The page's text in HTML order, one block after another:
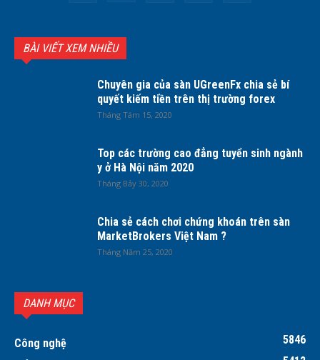
BÀI VIẾT XEM NHIỀU
Chuyên gia của sàn UGreenFx chia sẻ bí
quyết kiếm tiền trên thị trường forex
Tháng Tám 15, 2020
Top các trường cao đẳng tuyển sinh ngành
y ở Hà Nội năm 2020
Tháng Bảy 30, 2020
Chia sẻ cách chơi chứng khoán trên sàn
MarketBrokers Việt Nam ?
Tháng Năm 25, 2020
DANH MỤC
Công nghệ
5846